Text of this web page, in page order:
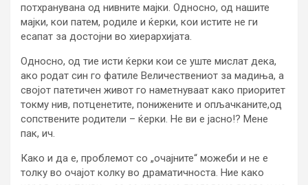
потхранувана од нивните мајки. Односно, од нашите
мајки, кои патем, родиле и ќерки, кои истите не ги
есапат за достојни во хиерархијата.
Односно, од тие исти ќерки кои се уште мислат дека,
ако родат син го фатиле Величествениот за мадиња, а
својот патетичен живот го наметнуваат како приоритет
токму нив, потценетите, понижените и опљачканите,од
сопствените родители – ќерки. Не ви е јасно!? Мене
пак, ич.
Како и да е, проблемот со „очајните“ можеби и не е
толку во очајот колку во драматичноста. Ние како